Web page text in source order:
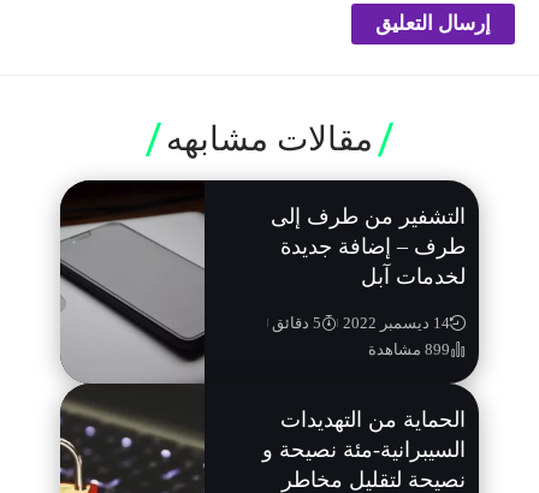
مقالات مشابهه
التشفير من طرف إلى
طرف – إضافة جديدة
لخدمات آبل
14 ديسمبر 2022
5 دقائق
899 مشاهدة
الحماية من التهديدات
السيبرانية-مئة نصيحة و
نصيحة لتقليل مخاطر